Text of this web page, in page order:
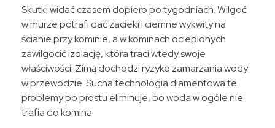
Skutki widać czasem dopiero po tygodniach. Wilgoć
w murze potrafi dać zacieki i ciemne wykwity na
ścianie przy kominie, a w kominach ocieplonych
zawilgocić izolację, która traci wtedy swoje
właściwości. Zimą dochodzi ryzyko zamarzania wody
w przewodzie. Sucha technologia diamentowa te
problemy po prostu eliminuje, bo woda w ogóle nie
trafia do komina.